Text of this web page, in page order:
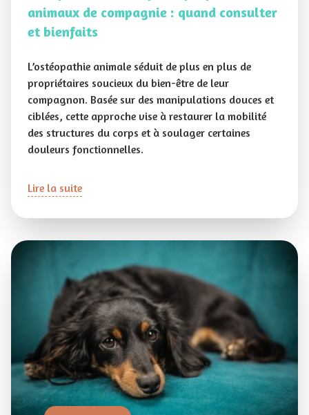
animaux de compagnie : quand consulter
et bienfaits
L’ostéopathie animale séduit de plus en plus de
propriétaires soucieux du bien-être de leur
compagnon. Basée sur des manipulations douces et
ciblées, cette approche vise à restaurer la mobilité
des structures du corps et à soulager certaines
douleurs fonctionnelles.
Lire la suite